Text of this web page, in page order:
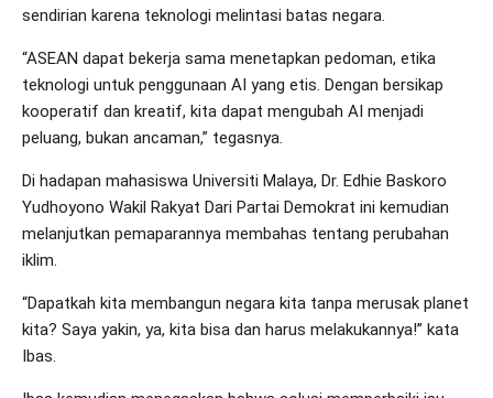
sendirian karena teknologi melintasi batas negara.
“ASEAN dapat bekerja sama menetapkan pedoman, etika
teknologi untuk penggunaan AI yang etis. Dengan bersikap
kooperatif dan kreatif, kita dapat mengubah AI menjadi
peluang, bukan ancaman,” tegasnya.
Di hadapan mahasiswa Universiti Malaya, Dr. Edhie Baskoro
Yudhoyono Wakil Rakyat Dari Partai Demokrat ini kemudian
melanjutkan pemaparannya membahas tentang perubahan
iklim.
“Dapatkah kita membangun negara kita tanpa merusak planet
kita? Saya yakin, ya, kita bisa dan harus melakukannya!” kata
Ibas.